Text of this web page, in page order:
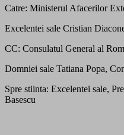
Catre: Ministerul Afacerilor
Excelentei sale Cristian
CC: Consulatul General al
Domniei sale Tatiana Popa,
Spre stiinta: Excelentei sale,
Basescu